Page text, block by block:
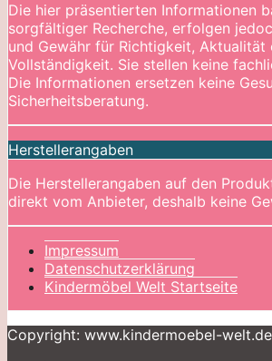
Die hier präsentierten Informationen
sorgfältiger Recherche, erfolgen
und Gewähr für Richtigkeit, Aktualität
Vollständigkeit. Sie stellen keine
Die Informationen ersetzen keine
Sicherheitsberatung.
Herstellerangaben
Die Herstellerangaben auf den
direkt vom Anbieter, deshalb keine
Impressum
Datenschutzerklärung
Kindermöbel Welt Startseite
Copyright: www.kindermoebel-welt.de